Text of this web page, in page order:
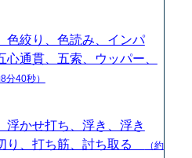
色絞り、色読み、インパ
通貫、五索、ウッパー、
8分40秒）
浮かせ打ち、浮き、浮き
り、打ち筋、討ち取る
（約